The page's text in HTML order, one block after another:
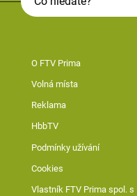
O FTV Prima
Volná místa
Reklama
HbbTV
Podmínky užívání
Cookies
Vlastník FTV Prima spol. s